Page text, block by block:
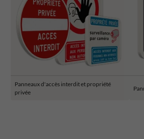
Panneaux d'accès interdit et propriété
privée